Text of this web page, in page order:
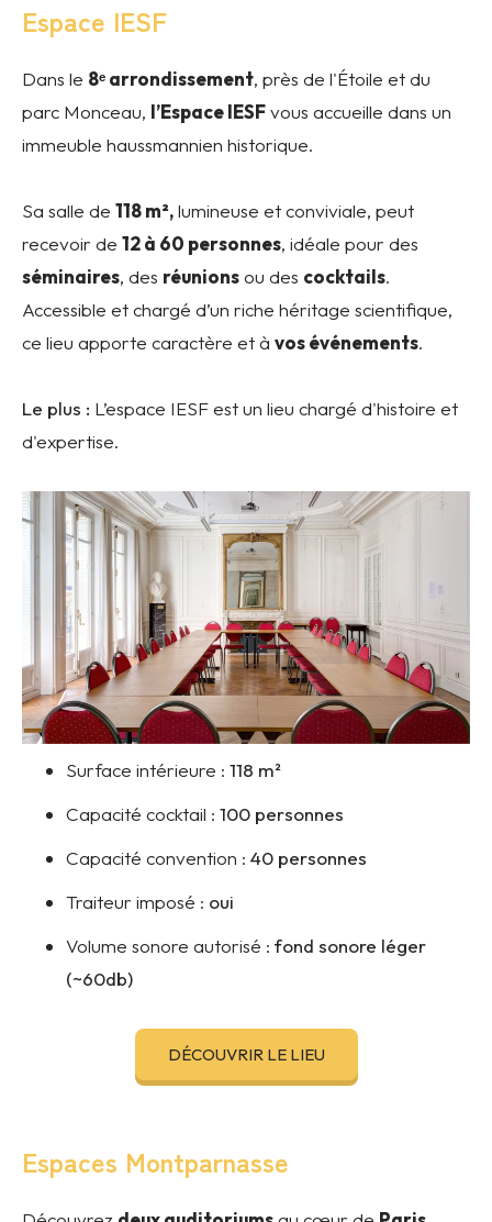
Espace IESF
Dans le 8ᵉ arrondissement, près de l'Étoile et du
parc Monceau, l’Espace IESFvous accueille dans un
immeuble haussmannien historique.
Sa salle de 118 m²,lumineuse et conviviale, peut
recevoir de 12 à 60 personnes, idéale pour des
séminaires, des réunionsou des cocktails.
Accessible et chargé d’un riche héritage scientifique,
ce lieu apporte caractère et à vos événements.
Le plus : L’espace IESF est un lieu chargé d'histoire et
d'expertise.
Surface intérieure : 118 m²
Capacité cocktail : 100 personnes
Capacité convention : 40 personnes
Traiteur imposé : oui
Volume sonore autorisé : fond sonore léger
(~60db)
DÉCOUVRIR LE LIEU
Espaces Montparnasse